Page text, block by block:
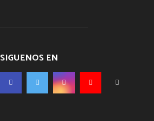
SIGUENOS EN